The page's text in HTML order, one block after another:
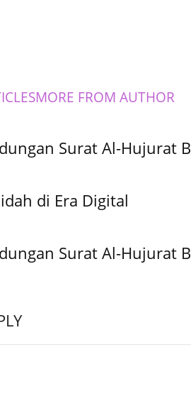
MORE FROM AUTHOR
Surat Al-Hujurat
di Era Digital
Surat Al-Hujurat